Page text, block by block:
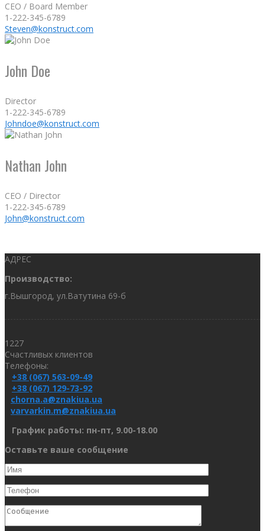
CEO / Board Member
1-222-345-6789
Steven@konstruct.com
John Doe
Director
1-222-345-6789
Johndoe@konstruct.com
Nathan John
CEO / Director
1-222-345-6789
John@konstruct.com
АДРЕС
Производство:
г.Вышгород, ул.Ватутина 69-б
1227
Счастливых клиентов
Телефоны:
+38 (067) 563-09-49
+38 (067) 129-73-92
chorna.a@znakiua.ua
varvarkin.m@znakiua.ua
График работы: пн-пт, 9.00-18.00
Оставьте ваше сообщение